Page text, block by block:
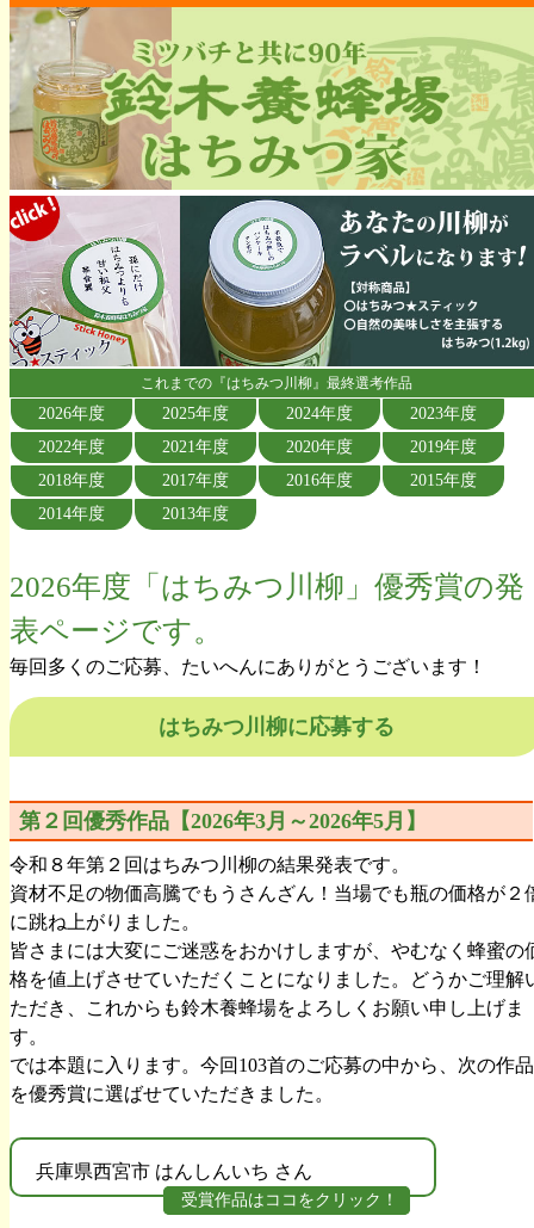
これまでの『はちみつ川柳』最終選考作品
2026年度 2025年度 2024年度
2023年度
2022年度
2021年度 2020年度
2019年度
2018年度
2017年度 2016年度
2015年度
2014年度
2013年度
2026年度「はちみつ川柳」優秀賞の発
表ページです。
毎回多くのご応募、たいへんにありがとうございます！
はちみつ川柳に応募する
第２回優秀作品【2026年3月～2026年5月】
令和８年第２回はちみつ川柳の結果発表です。
資材不足の物価高騰でもうさんざん！当場でも瓶の価格が２
に跳ね上がりました。
皆さまには大変にご迷惑をおかけしますが、やむなく蜂蜜の
格を値上げさせていただくことになりました。どうかご理解
ただき、これからも鈴木養蜂場をよろしくお願い申し上げま
す。
では本題に入ります。今回103首のご応募の中から、次の作品
を優秀賞に選ばせていただきました。
兵庫県西宮市 はんしんいち さん
受賞作品はココをクリック！